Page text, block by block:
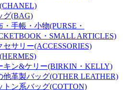
グ(BAG)
・手帳・小物(PURSE・
・SMALL ARTICLES)
セサリー(ACCESSORIES)
キン&ケリー(BIRKIN・KELLY)
他革製バッグ(OTHER LEATHER)
トン系バッグ(COTTON)